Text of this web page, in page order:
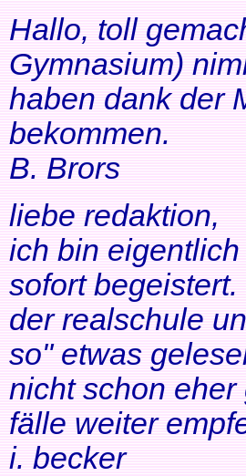
Hallo, toll
Gymnasium)
haben dank der
bekommen.
B. Brors
liebe redaktion,
ich bin
sofort
der realschule
so" etwas
nicht schon
fälle weiter
i. becker